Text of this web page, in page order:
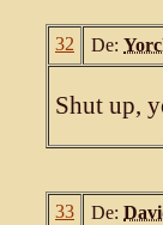
32 De:
Shut up,
33 De: